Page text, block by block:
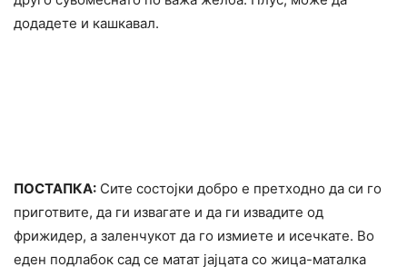
додадете и кашкавал.
ПОСТАПКА: Сите состојки добро е претходно да си го
приготвите, да ги извагате и да ги извадите од
фрижидер, а заленчукот да го измиете и исечкате. Во
еден подлабок сад се матат јајцата со жица-маталка